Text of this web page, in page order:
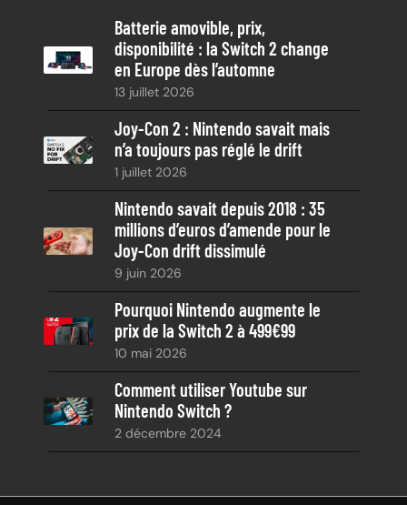
c
h
Batterie amovible, prix,
disponibilité : la Switch 2 change
en Europe dès l’automne
13 juillet 2026
Joy-Con 2 : Nintendo savait mais
n’a toujours pas réglé le drift
1 juillet 2026
Nintendo savait depuis 2018 : 35
millions d’euros d’amende pour le
Joy-Con drift dissimulé
9 juin 2026
Pourquoi Nintendo augmente le
prix de la Switch 2 à 499€99
10 mai 2026
Comment utiliser Youtube sur
Nintendo Switch ?
2 décembre 2024